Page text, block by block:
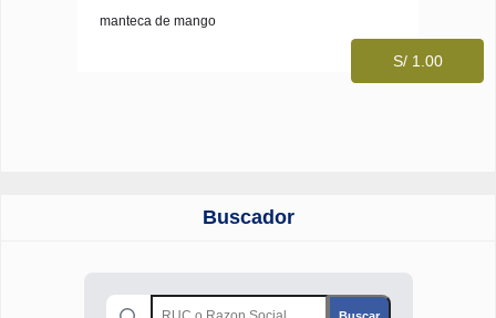
manteca de mango
S/ 1.00
Buscador